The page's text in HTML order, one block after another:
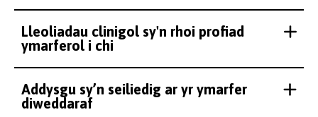
Lleoliadau clinigol sy'n rhoi profiad
ymarferol i chi
Addysgu sy’n seiliedig ar yr ymarfer
diweddaraf